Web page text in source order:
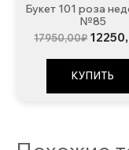
Букет 101 роза
№85
17950,00₽
КУПИТЬ